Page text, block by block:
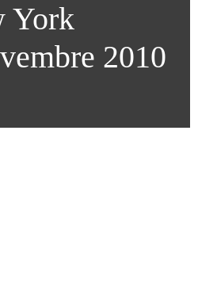
York
2010